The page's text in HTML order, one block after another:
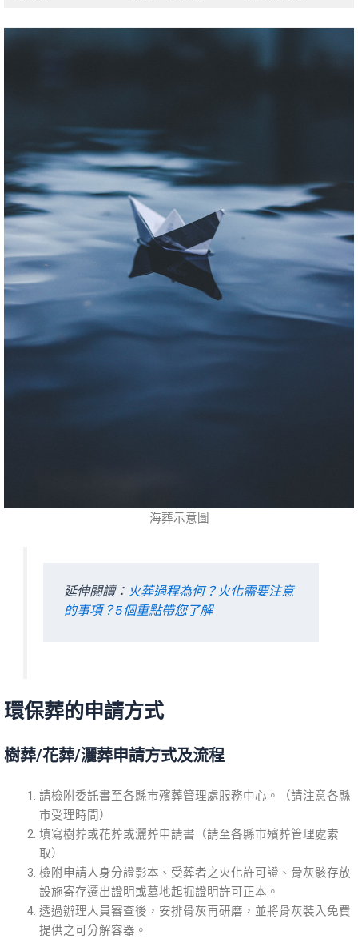
海葬示意圖
延伸閱讀： 火葬過程為何？火化需要注意
的事項？5個重點帶您了解
環保葬的申請方式
樹葬/花葬/灑葬申請方式及流程
請檢附委託書至各縣市殯葬管理處服務中心。（請注意各縣
市受理時間）
填寫樹葬或花葬或灑葬申請書（請至各縣市殯葬管理處索
取）
檢附申請人身分證影本、受葬者之火化許可證、骨灰骸存放
設施寄存遷出證明或墓地起掘證明許可正本。
透過辦理人員審查後，安排骨灰再研磨，並將骨灰裝入免費
提供之可分解容器。